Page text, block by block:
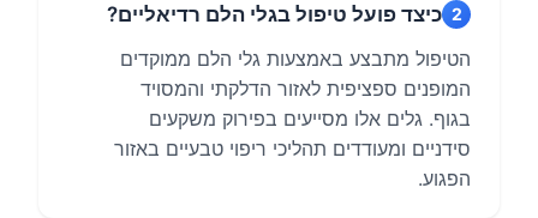
2 כיצד פועל טיפול בגלי הלם רדיאליים?
הטיפול מתבצע באמצעות גלי הלם ממוקדים
המופנים ספציפית לאזור הדלקתי והמסויד
בגוף. גלים אלו מסייעים בפירוק משקעים
סידניים ומעודדים תהליכי ריפוי טבעיים באזור
הפגוע.